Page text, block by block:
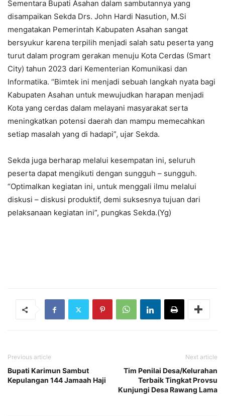
Sementara Bupati Asahan dalam sambutannya yang
disampaikan Sekda Drs. John Hardi Nasution, M.Si
mengatakan Pemerintah Kabupaten Asahan sangat
bersyukur karena terpilih menjadi salah satu peserta yang
turut dalam program gerakan menuju Kota Cerdas (Smart
City) tahun 2023 dari Kementerian Komunikasi dan
Informatika. “Bimtek ini menjadi sebuah langkah nyata bagi
Kabupaten Asahan untuk mewujudkan harapan menjadi
Kota yang cerdas dalam melayani masyarakat serta
meningkatkan potensi daerah dan mampu memecahkan
setiap masalah yang di hadapi”, ujar Sekda.
Sekda juga berharap melalui kesempatan ini, seluruh
peserta dapat mengikuti dengan sungguh – sungguh.
“Optimalkan kegiatan ini, untuk menggali ilmu melalui
diskusi – diskusi produktif, demi suksesnya tujuan dari
pelaksanaan kegiatan ini”, pungkas Sekda.(Yg)
Previous article
Bupati Karimun Sambut
Kepulangan 144 Jamaah Haji
Next article
Tim Penilai Desa/Kelurahan
Terbaik Tingkat Provsu
Kunjungi Desa Rawang Lama